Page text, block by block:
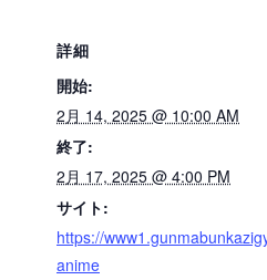
詳細
開始:
2月 14, 2025 @ 10:00 AM
終了:
2月 17, 2025 @ 4:00 PM
サイト:
https://
anime